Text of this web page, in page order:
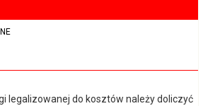
legalizowanej do kosztów należy doliczyć